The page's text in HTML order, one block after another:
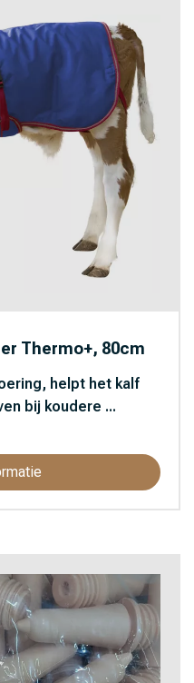
Thermo+, 80cm
helpt het kalf
bij koudere ...